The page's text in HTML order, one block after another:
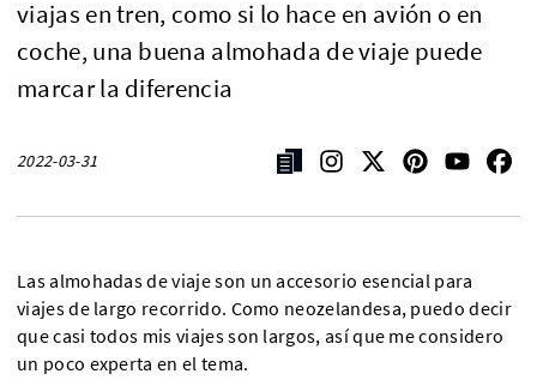
viajas en tren, como si lo hace en avión o en
coche, una buena almohada de viaje puede
marcar la diferencia
2022-03-31
Las almohadas de viaje son un accesorio esencial para
viajes de largo recorrido. Como neozelandesa, puedo decir
que casi todos mis viajes son largos, así que me considero
un poco experta en el tema.